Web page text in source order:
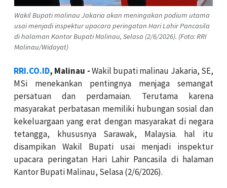
Wakil Bupati malinau Jakaria akan meningakan podium utama
usai menjadi inspektur upacara peringatan Hari Lahir Pancasila
di halaman Kantor Bupati Malinau, Selasa (2/6/2026). (Foto: RRI
Malinau/Widayat)
RRI.CO.ID, Malinau -Wakil bupati malinau Jakaria, SE,
MSi menekankan pentingnya menjaga semangat
persatuan dan perdamaian. Terutama karena
masyarakat perbatasan memiliki hubungan sosial dan
kekeluargaan yang erat dengan masyarakat di negara
tetangga, khususnya Sarawak, Malaysia. hal itu
disampikan Wakil Bupati usai menjadi inspektur
upacara peringatan Hari Lahir Pancasila di halaman
Kantor Bupati Malinau, Selasa (2/6/2026).